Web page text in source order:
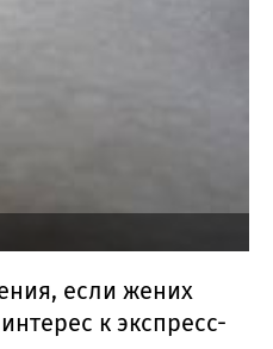
если жених
к экспресс-